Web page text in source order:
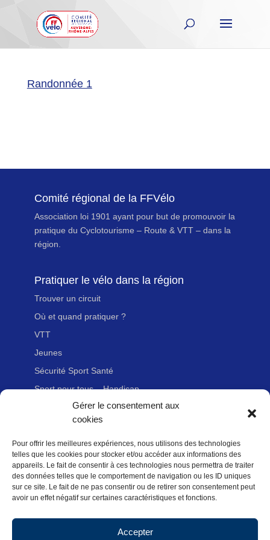
Gérer le consentement aux
cookies
Pour offrir les meilleures expériences, nous utilisons des technologies
telles que les cookies pour stocker et/ou accéder aux informations des
appareils. Le fait de consentir à ces technologies nous permettra de traiter
des données telles que le comportement de navigation ou les ID uniques
sur ce site. Le fait de ne pas consentir ou de retirer son consentement peut
avoir un effet négatif sur certaines caractéristiques et fonctions.
Accepter
Randonnée 1
Comité régional de la FFVélo
Association loi 1901 ayant pour but de promouvoir la
pratique du Cyclotourisme – Route & VTT – dans la
région.
Pratiquer le vélo dans la région
Trouver un circuit
Où et quand pratiquer ?
VTT
Jeunes
Sécurité Sport Santé
Sport pour tous – Handicap
Adhérer à la FFvélo
Nous contacter
Newsletter
Mentions légales
Politique des données personnelles
Politique de cookies (UE)